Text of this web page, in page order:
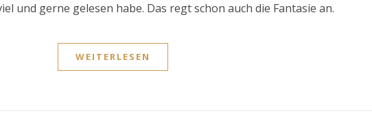
und gerne gelesen habe. Das regt schon auch die Fantasie an.
WEITERLESEN